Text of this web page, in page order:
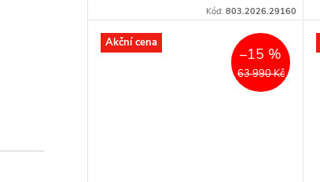
zatáčení při zachování dostatečné
Kód:803.2026.29160
Akční cena
63 990 Kč
–15 %